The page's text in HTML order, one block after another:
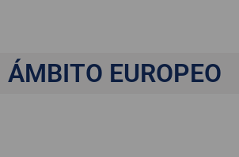
Europa se
ÁMBITO EUROPEO